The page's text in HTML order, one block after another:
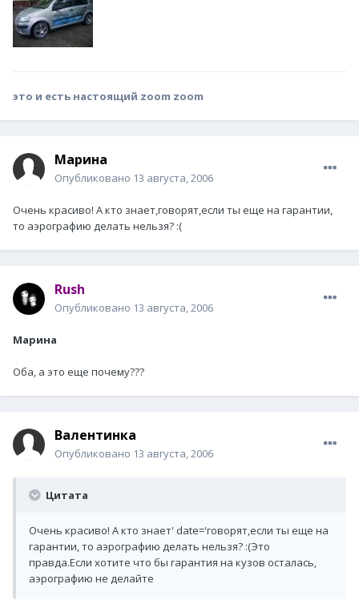
это и есть настоящий zoom zoom
Марина
Опубликовано 13 августа, 2006
Очень красиво! А кто знает,говорят,если ты еще на гарантии,
то аэрографию делать нельзя? :(
Rush
Опубликовано 13 августа, 2006
Марина
Оба, а это еще почему???
Валентинка
Опубликовано 13 августа, 2006
Цитата
Очень красиво! А кто знает' date='говорят,если ты еще на
гарантии, то аэрографию делать нельзя? :(Это
правда.Если хотите что бы гарантия на кузов осталась,
аэрографию не делайте